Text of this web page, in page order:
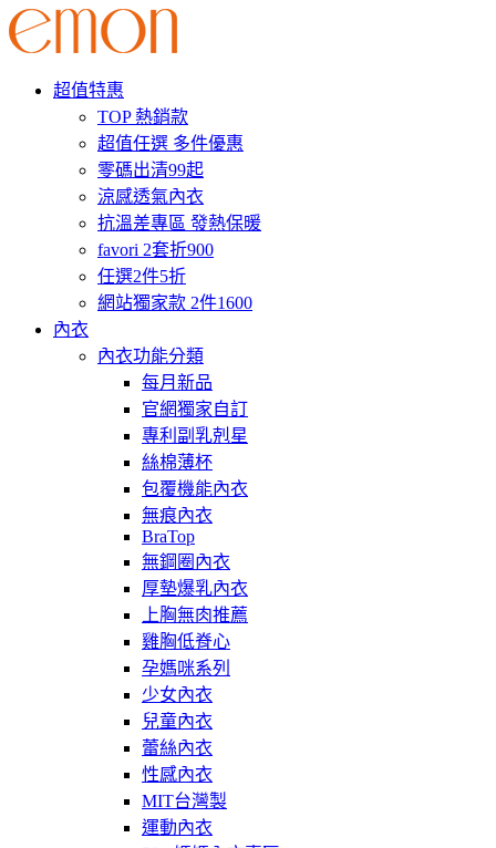
超值特惠
TOP 熱銷款
超值任選 多件優惠
零碼出清99起
涼感透氣內衣
抗溫差專區 發熱保暖
favori 2套折900
任選2件5折
網站獨家款 2件1600
內衣
內衣功能分類
每月新品
官網獨家自訂
專利副乳剋星
絲棉薄杯
包覆機能內衣
無痕內衣
BraTop
無鋼圈內衣
厚墊爆乳內衣
上胸無肉推薦
雞胸低脊心
孕媽咪系列
少女內衣
兒童內衣
蕾絲內衣
性感內衣
MIT台灣製
運動內衣